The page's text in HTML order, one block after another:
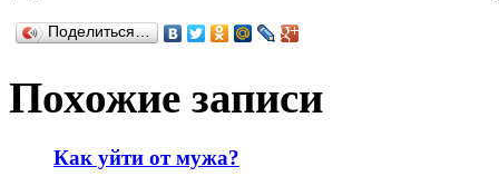
Поделиться…
Похожие записи
Как уйти от мужа?